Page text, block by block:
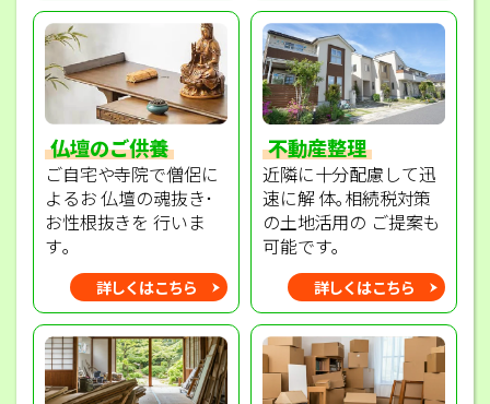
仏壇のご供養
ご自宅や寺院で僧侶に
よるお 仏壇の魂抜き･
お性根抜きを 行いま
す｡
詳しくはこちら
不動産整理
近隣に十分配慮して迅
速に解 体｡相続税対策
の土地活用の ご提案も
可能です｡
詳しくはこちら